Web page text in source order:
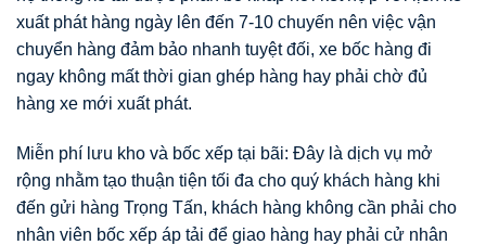
xuất phát hàng ngày lên đến 7-10 chuyến nên việc vận
chuyển hàng đảm bảo nhanh tuyệt đối, xe bốc hàng đi
ngay không mất thời gian ghép hàng hay phải chờ đủ
hàng xe mới xuất phát.
Miễn phí lưu kho và bốc xếp tại bãi: Đây là dịch vụ mở
rộng nhằm tạo thuận tiện tối đa cho quý khách hàng khi
đến gửi hàng Trọng Tấn, khách hàng không cần phải cho
nhân viên bốc xếp áp tải để giao hàng hay phải cử nhân